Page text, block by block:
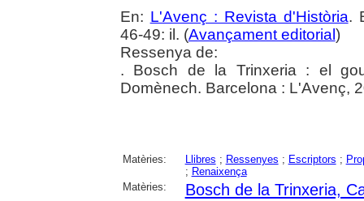
En: L'Avenç : Revista d'Història.
46-49: il. (Avançament editorial )
Ressenya de:
. Bosch de la Trinxeria : el
Domènech. Barcelona : L'Avenç,
Matèries: Llibres ; Ressenyes ; Escriptors ;
; Renaixença
Matèries:
Bosch de la Trinxeria,